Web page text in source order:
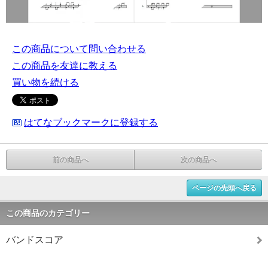
この商品について問い合わせる
この商品を友達に教える
買い物を続ける
はてなブックマークに登録する
前の商品へ 次の商品へ
ページの先頭へ戻る
この商品のカテゴリー
バンドスコア